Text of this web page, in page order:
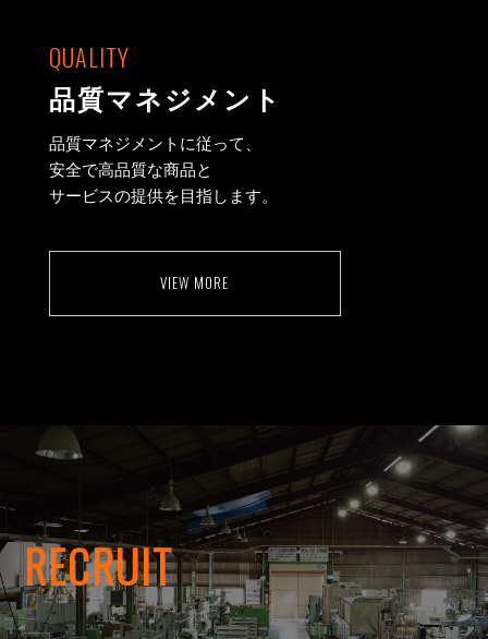
QUALITY
品質マネジメント
品質マネジメントに従って、
安全で高品質な商品と
サービスの提供を目指します。
VIEW MORE
RECRUIT